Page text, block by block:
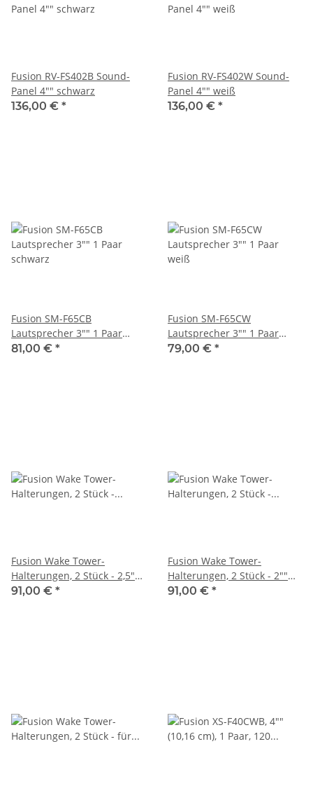
Fusion RV-FS402B Sound-
Panel 4"" schwarz
136,00 € *
Fusion RV-FS402W Sound-
Panel 4"" weiß
136,00 € *
Fusion SM-F65CB
Lautsprecher 3"" 1 Paar
schwarz
81,00 € *
Fusion SM-F65CW
Lautsprecher 3"" 1 Paar
weiß
79,00 € *
Fusion Wake Tower-
Halterungen, 2 Stück - 2,5""
Rohrmontage für die 6,5""
91,00 € *
Fusion Wake Tower-
Halterungen, 2 Stück - 2""
Rohrmontage für die 6,5""
91,00 € *